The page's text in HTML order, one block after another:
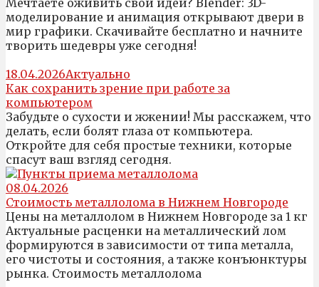
Мечтаете оживить свои идеи? Blender: 3D-
моделирование и анимация открывают двери в
мир графики. Скачивайте бесплатно и начните
творить шедевры уже сегодня!
18.04.2026Актуально
Как сохранить зрение при работе за
компьютером
Забудьте о сухости и жжении! Мы расскажем, что
делать, если болят глаза от компьютера.
Откройте для себя простые техники, которые
спасут ваш взгляд сегодня.
08.04.2026
Стоимость металлолома в Нижнем Новгороде
Цены на металлолом в Нижнем Новгороде за 1 кг
Актуальные расценки на металлический лом
формируются в зависимости от типа металла,
его чистоты и состояния, а также конъюнктуры
рынка. Стоимость металлолома